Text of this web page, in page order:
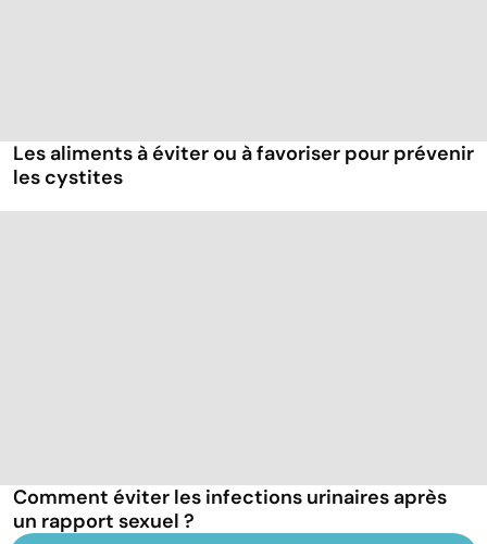
Les aliments à éviter ou à favoriser pour prévenir
les cystites
Comment éviter les infections urinaires après
un rapport sexuel ?